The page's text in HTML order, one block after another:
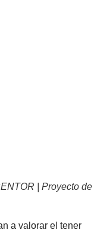
| Proyecto de
a valorar el tener